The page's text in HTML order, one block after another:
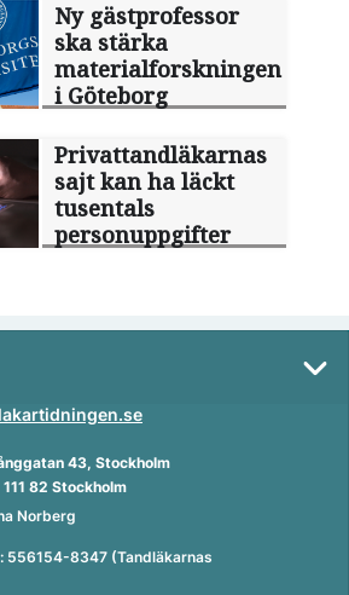
Ny gästprofessor
ska stärka
materialforskningen
i Göteborg
Privattandläkarnas
sajt kan ha läckt
tusentals
personuppgifter
43, Stockholm
82 Stockholm
Norberg
556154-8347 (Tandläkarnas